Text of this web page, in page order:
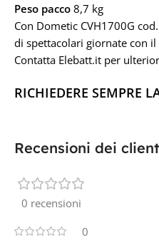
Peso pacco 8,7 kg
Con Dometic CVH1700G
di spettacolari giornate con
Contatta Elebatt.it per
RICHIEDERE SEMPRE
Recensioni dei
0 recensioni
0